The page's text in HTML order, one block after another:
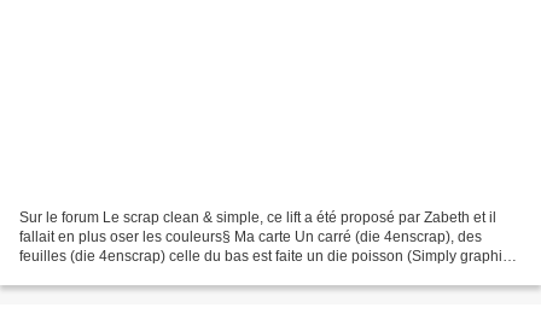
Sur le forum Le scrap clean & simple, ce lift a été proposé par Zabeth et il
fallait en plus oser les couleurs§ Ma carte Un carré (die 4enscrap), des
feuilles (die 4enscrap) celle du bas est faite un die poisson (Simply graphic).